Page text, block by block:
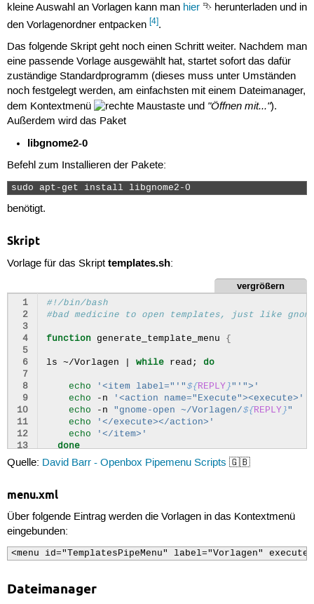
kleine Auswahl an Vorlagen kann man hier⮷ herunterladen und in
den Vorlagenordner entpacken [4].
Das folgende Skript geht noch einen Schritt weiter. Nachdem man
eine passende Vorlage ausgewählt hat, startet sofort das dafür
zuständige Standardprogramm (dieses muss unter Umständen
noch festgelegt werden, am einfachsten mit einem Dateimanager,
dem Kontextmenü
und "Öffnen mit...").
Außerdem wird das Paket
libgnome2-0
Befehl zum Installieren der Pakete:
sudo apt-get install libgnome2-0
benötigt.
Skript
Vorlage für das Skript templates.sh:
vergrößern
1
2
3
4
5
6
7
8
9
10
11
12
13
14
17
19
20
#!/bin/bash
#bad medicine to open templates, just like
function generate_template_menu {
ls ~/Vorlagen while read ; do
echo '<item label="' " ${ REPLY }" '">'
echo
-n
'<action name="Execute"><execute>'
echo
-n "gnome-open ~/Vorlagen/${ REPLY }"
echo
'</execute></action>'
echo
'</item>'
done
}
echo
Quelle: David Barr - Openbox Pipemenu Scripts 🇬🇧
menu.xml
Über folgende Eintrag werden die Vorlagen in das Kontextmenü
eingebunden:
<menu id="TemplatesPipeMenu" label="Vorlagen"
Dateimanager